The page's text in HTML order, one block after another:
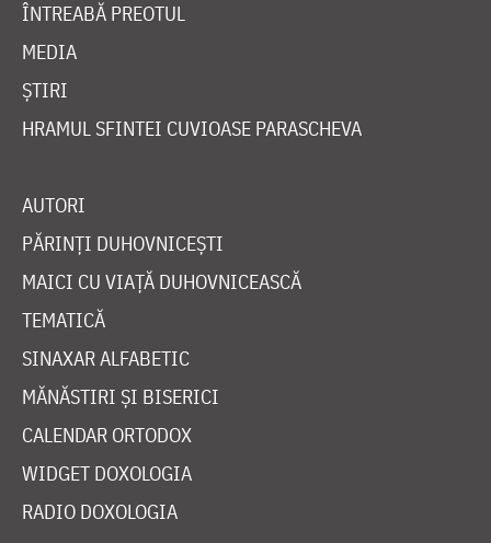
ÎNTREABĂ PREOTUL
MEDIA
ȘTIRI
HRAMUL SFINTEI CUVIOASE PARASCHEVA
AUTORI
PĂRINȚI DUHOVNICEȘTI
MAICI CU VIAȚĂ DUHOVNICEASCĂ
TEMATICĂ
SINAXAR ALFABETIC
MĂNĂSTIRI ȘI BISERICI
CALENDAR ORTODOX
WIDGET DOXOLOGIA
RADIO DOXOLOGIA